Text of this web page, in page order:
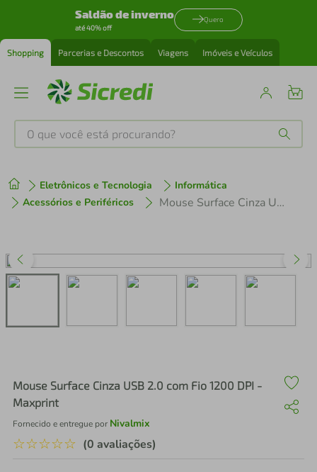
Saldão de inverno
até 40% off
Quero
Shopping Parcerias e Descontos Viagens Imóveis e Veículos
O que você está procurando?
Eletrônicos e Tecnologia
Informática
Acessórios e Periféricos
Mouse Surface Cinza USB 2.0 com Fio 1200 DPI - Maxprint
Mouse Surface Cinza USB 2.0 com Fio 1200 DPI -
Maxprint
Fornecido e entregue por Nivalmix
☆☆☆☆☆ (0 avaliações)
1º tenis
3º perfume